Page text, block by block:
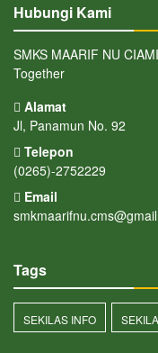
Hubungi Kami
SMKS MAARIF NU
Together
Alamat
Jl, Panamun No. 92
Telepon
(0265)-2752229
Email
Tags
SEKILAS INFO